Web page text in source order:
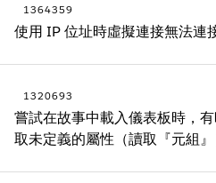
1364359
使用 IP 位址時虛擬連接無法連
1320693
嘗試在故事中載入儀表板時，
取未定義的屬性（讀取『元組』